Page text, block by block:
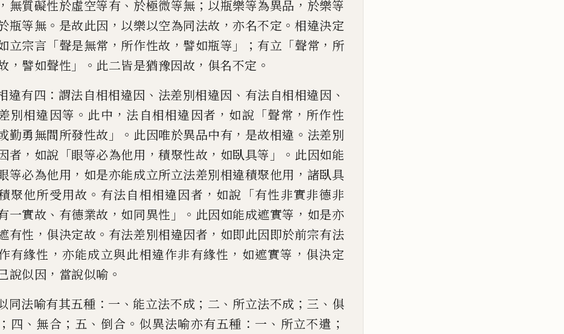
， 無質礙性於虛空等有 、 於極微等無 ； 以瓶樂等為異品 ， 於樂等
瓶等無 。 是故此因 ， 以樂以空為同法故 ，亦名不定 。相違決定
立宗言 「聲是無常 ， 所作性故 ， 譬如瓶等 」； 有立 「聲常 ， 所
， 譬如聲性 」。 此二皆是猶豫因故 ， 俱名不定 。
違有四 ： 謂法自相相違因 、 法差別相違因 、 有法自相相違因 、
別相違因等 。 此中 ， 法自相相違因者 ， 如說 「聲常 ， 所作性
勤勇無間所發性故 」。 此因唯於異品中有 ， 是故相違 。 法差別
者 ， 如說 「眼等必為他用 ，積聚性故 ， 如臥具等 」。 此因如能
等必為他用 ， 如是亦能成立所立法差別相違積聚他用 ， 諸臥具
聚他所受用故 。 有法自相相違因者 ， 如說 「有性非實非德非
一實故 、 有德業故 ， 如同異性 」。 此因如能成遮實等 ， 如是亦
有性 ， 俱決定故 。 有法差別相違因者 ， 如即此因即於前宗有法
有緣性 ， 亦能成立與此相違作非有緣性 ， 如遮實等 ， 俱決定
說似因 ， 當說似喻 。
同法喻有其五種 ： 一 、 能立法不成 ； 二 、 所立法不成 ； 三 、 俱
； 四 、 無合 ； 五 、 倒合 。 似異法喻亦有五種 ： 一 、 所立不遣 ；